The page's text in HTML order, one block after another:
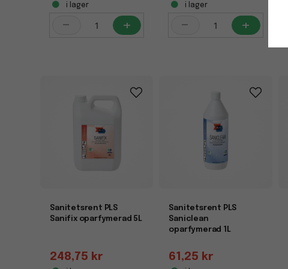
i lager
- +
i lager
- +
Sanitetsrent PLS
Sanifix oparfymerad 5L
248,75 kr
Sanitetsrent PLS
Saniclean
oparfymerad 1L
61,25 kr